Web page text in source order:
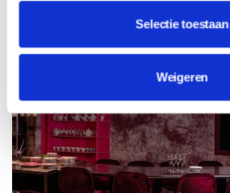
Selectie toestaan
Weigeren